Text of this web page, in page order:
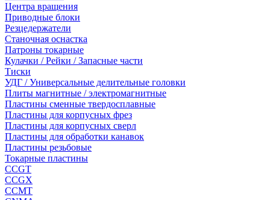
Центра вращения
Приводные блоки
Резцедержатели
Станочная оснастка
Патроны токарные
Кулачки / Рейки / Запасные части
Тиски
УДГ / Универсальные делительные головки
Плиты магнитные / электромагнитные
Пластины сменные твердосплавные
Пластины для корпусных фрез
Пластины для корпусных сверл
Пластины для обработки канавок
Пластины резьбовые
Токарные пластины
CCGT
CCGX
CCMT